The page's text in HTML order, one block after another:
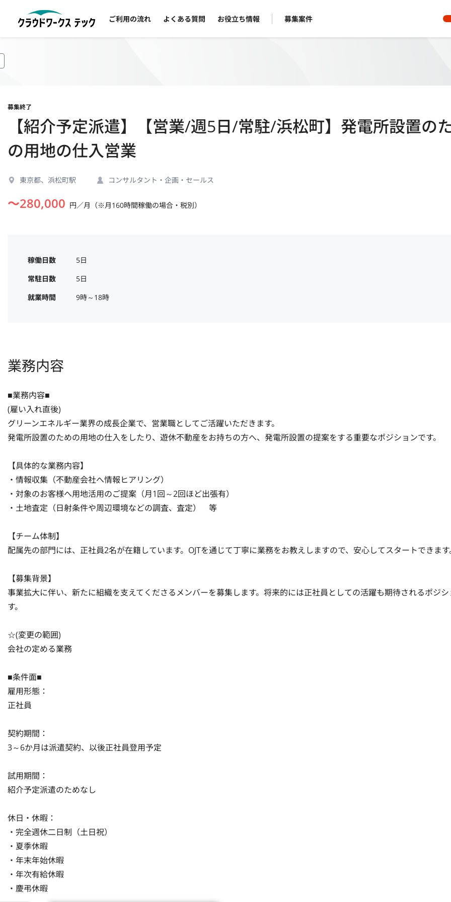
ご利用の流れ よくある質問 お役立ち情報 募集案件
募集終了
【紹介予定派遣】【営業/週5日/常駐/浜松町】発電所設置の
の用地の仕入営業
東京都、浜松町駅 コンサルタント・企画・セールス
〜280,000 円／月（※月160時間稼働の場合・税別）
稼働日数
5日
常駐日数
5日
就業時間
9時～18時
業務内容
■業務内容■
(雇い入れ直後)
グリーンエネルギー業界の成長企業で、営業職としてご活躍いただきます。
発電所設置のための用地の仕入をしたり、遊休不動産をお持ちの方へ、発電所設置の提案をする重要なポジションです。
【具体的な業務内容】
・情報収集（不動産会社へ情報ヒアリング）
・対象のお客様へ用地活用のご提案（月1回～2回ほど出張有）
・土地査定（日射条件や周辺環境などの調査、査定）　等
【チーム体制】
配属先の部門には、正社員2名が在籍しています。OJTを通じて丁寧に業務をお教えしますので、安心してスタートできます
【募集背景】
事業拡大に伴い、新たに組織を支えてくださるメンバーを募集します。将来的には正社員としての活躍も期待されるポジシ
す。
☆(変更の範囲)
会社の定める業務
■条件面■
雇用形態：
正社員
契約期間：
3～6か月は派遣契約、以後正社員登用予定
試用期間：
紹介予定派遣のためなし
休日・休暇：
・完全週休二日制（土日祝）
・夏季休暇
・年末年始休暇
・年次有給休暇
・慶弔休暇